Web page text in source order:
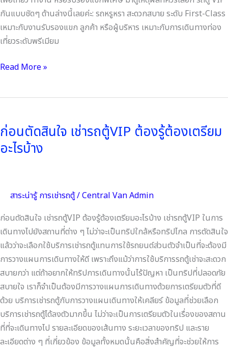
กันแบบชัดๆ ด้านล่างนี้เลยค่ะ: รถหรูหรา สะดวกสบาย ระดับ First-Class
เหมาะกับงานรับรองแขก ลูกค้า หรือผู้บริหาร เหมาะกับการเดินทางท่อง
เที่ยวระดับพรีเมียม
Read More »
ก่อนตัดสินใจ เช่ารถตู้VIP ต้องรู้ต้องเตรียม
อะไรบ้าง
สาระน่ารู้ การเช่ารถตู้/Central Van Admin
ก่อนตัดสินใจ เช่ารถตู้VIP ต้องรู้ต้องเตรียมอะไรบ้าง เช่ารถตู้VIP ในการ
เดินทางไปยังสถานที่ต่าง ๆ ไม่ว่าจะเป็นทริปใกล้หรือทริปไกล การตัดสินใจ
แล้วว่าจะเลือกใช้บริการเช่ารถตู้แทนการใช้รถยนต์ส่วนตัวจำเป็นที่จะต้องมี
การวางแผนการเดินทางให้ดี เพราะถึงแม้ว่าการใช้บริการรถตู้เช่าจะสะดวก
สบายกว่า แต่ถ้าอยากให้ทริปการเดินทางนั้นไร้ปัญหา เป็นทริปที่ปลอดภัย
สบายใจ เราก็จำเป็นต้องมีการวางแผนการเดินทางด้วยการเตรียมตัวที่ดี
ด้วย บริการเช่ารถตู้กับการวางแผนเดินทางให้เคลียร์ ข้อมูลที่ช่วยเลือก
บริการเช่ารถตู้ได้ลงตัวมากขึ้น ไม่ว่าจะเป็นการเตรียมตัวในเรื่องของสถาน
ที่ที่จะเดินทางไป รายละเอียดของเส้นทาง ระยะเวลาของทริป และราย
ละเอียดต่าง ๆ ที่เกี่ยวข้อง ข้อมูลทั้งหมดนั้นคือสิ่งสำคัญที่จะช่วยให้การ
ใจ
เช่า
ต้องเต
รี
ยม
อะไร
บ้าง